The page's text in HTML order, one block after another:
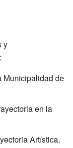
y
Municipalidad de
en la
Artística.